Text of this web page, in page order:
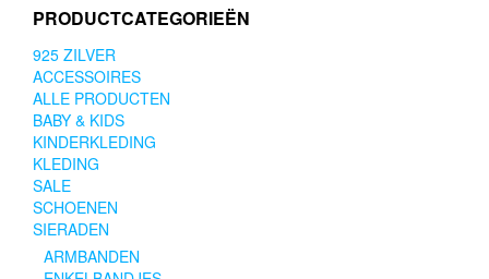
PRODUCTCATEGORIEËN
925 ZILVER
ACCESSOIRES
ALLE PRODUCTEN
BABY & KIDS
KINDERKLEDING
KLEDING
SALE
SCHOENEN
SIERADEN
ARMBANDEN